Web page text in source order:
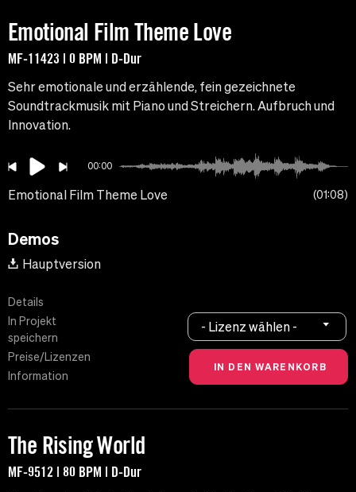
Emotional Film Theme Love
MF-11423 | 0 BPM | D-Dur
Sehr emotionale und erzählende, fein gezeichnete
Soundtrackmusik mit Piano und Streichern. Aufbruch und
Innovation.
00:00
Emotional Film Theme Love 01:08
Demos
Hauptversion
Details
In Projekt
speichern
Preise/Lizenzen
Information
- Lizenz wählen -
The Rising World
MF-9512 | 80 BPM | D-Dur